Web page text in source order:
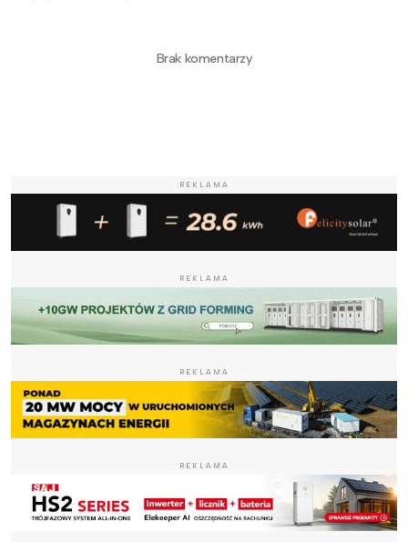
Brak komentarzy
REKLAMA
REKLAMA
REKLAMA
REKLAMA